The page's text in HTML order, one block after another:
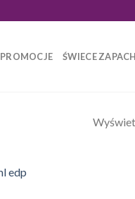
PROMOCJE ŚWIECE